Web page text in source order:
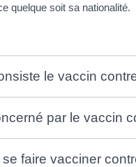
quelque soit sa nationalité.
le vaccin
par le vaccin
faire vacciner